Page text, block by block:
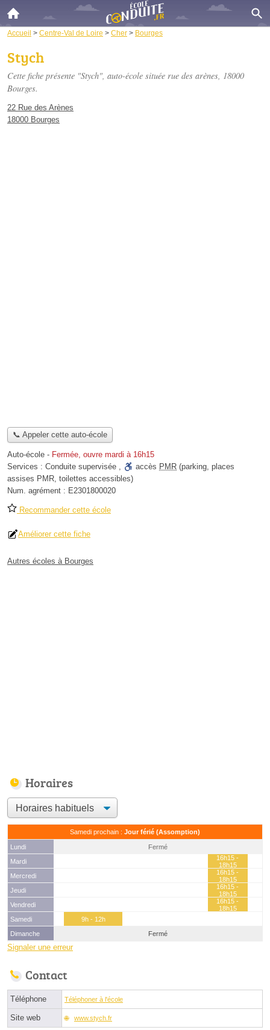
Accueil > Centre-Val de Loire > Cher > Bourges
Stych
Cette fiche présente "Stych", auto-école située rue des arènes, 18000
Bourges.
22 Rue des Arènes
18000 Bourges
📞 Appeler cette auto-école
Auto-école - Fermée, ouvre mardi à 16h15
Services : Conduite supervisée , accès PMR (parking, places
assises PMR, toilettes accessibles)
Num. agrément : E2301800020
Recommander cette école
Améliorer cette fiche
Autres écoles à Bourges
Horaires
Samedi prochain : Jour férié (Assomption)
Lundi
Fermé
Mardi
16h15 -
18h15
Mercredi
16h15 -
18h15
Jeudi
16h15 -
18h15
Vendredi
16h15 -
18h15
Samedi
9h - 12h
Dimanche
Fermé
Signaler une erreur
Contact
Téléphone Téléphoner à l'école
Site web www.stych.fr